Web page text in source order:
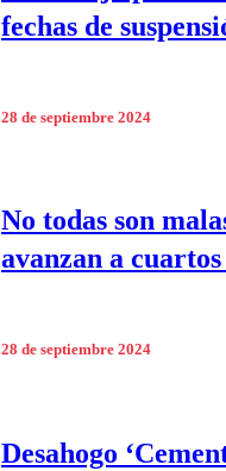
fechas de
28 de septiembre 2024
No todas son
avanzan a
28 de septiembre 2024
Desahogo